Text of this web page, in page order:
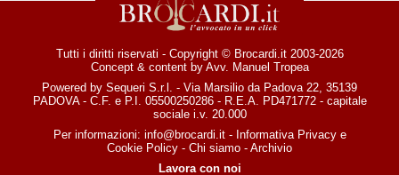
Tutti i diritti riservati - Copyright © Brocardi.it 2003-2026
Concept & content by Avv. Manuel Tropea
Powered by Sequeri S.r.l. - Via Marsilio da Padova 22, 35139
PADOVA - C.F. e P.I. 05500250286 - R.E.A. PD471772 - capitale
sociale i.v. 20.000
Per informazioni: info@brocardi.it- Informativa Privacye
Cookie Policy - Chi siamo - Archivio
Lavora con noi